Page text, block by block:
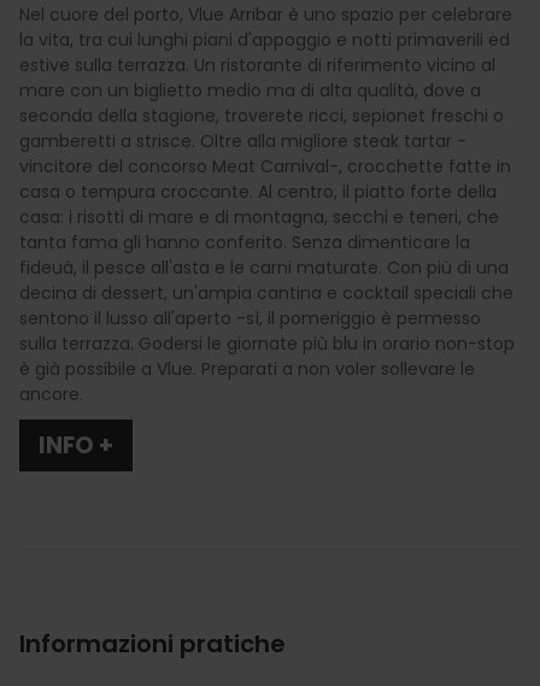
Nel cuore del porto, Vlue Arribar è uno spazio per celebrare
la vita, tra cui lunghi piani d'appoggio e notti primaverili ed
estive sulla terrazza. Un ristorante di riferimento vicino al
mare con un biglietto medio ma di alta qualità, dove a
seconda della stagione, troverete ricci, sepionet freschi o
gamberetti a strisce. Oltre alla migliore steak tartar -
vincitore del concorso Meat Carnival-, crocchette fatte in
casa o tempura croccante. Al centro, il piatto forte della
casa: i risotti di mare e di montagna, secchi e teneri, che
tanta fama gli hanno conferito. Senza dimenticare la
fideuà, il pesce all'asta e le carni maturate. Con più di una
decina di dessert, un'ampia cantina e cocktail speciali che
sentono il lusso all'aperto -sì, il pomeriggio è permesso
sulla terrazza. Godersi le giornate più blu in orario non-stop
è già possibile a Vlue. Preparati a non voler sollevare le
ancore.
INFO +
Informazioni pratiche